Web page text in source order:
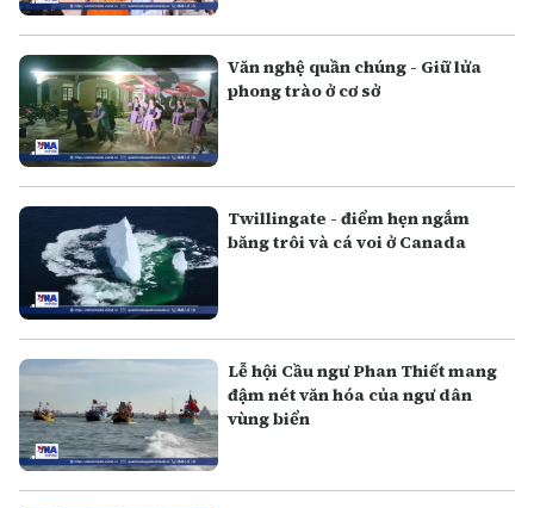
Văn nghệ quần chúng - Giữ lửa
phong trào ở cơ sở
Twillingate - điểm hẹn ngắm
băng trôi và cá voi ở Canada
Lễ hội Cầu ngư Phan Thiết mang
đậm nét văn hóa của ngư dân
vùng biển